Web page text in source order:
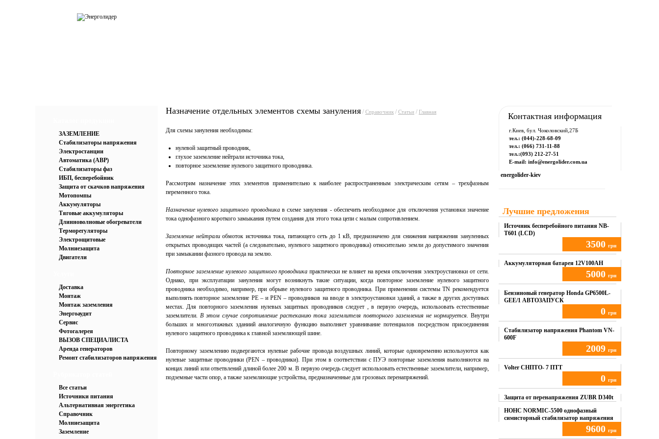
ЗАЗЕМЛЕНИЕ
Стабилизаторы напряжения
Электростанции
Автоматика (АВР)
Стабилизаторы фаз
ИБП, бесперебойник
Защита от скачков напряжения
Мотопомпы
Аккумуляторы
Тяговые аккумуляторы
Длинноволновые обогреватели
Терморегуляторы
Электрощитовые
Молниезащита
Двигатели
Доставка
Монтаж
Монтаж заземления
Энергоаудит
Сервис
Фотогалерея
ВЫЗОВ СПЕЦИАЛИСТА
Аренда генераторов
Ремонт стабилизаторов напряжения
Все статьи
Источники питания
Альтернативная энергетика
Справочник
Молниезащита
Заземление
Назначение отдельных элементов схемы зануления / Справочник / Статьи / Главная
Для схемы зануления необходимы:
нулевой защитный проводник,
глухое заземление нейтрали источника тока,
повторное заземление нулевого защитного проводника.
Рассмотрим назначение этих элементов применительно к наиболее распространенным электрическим сетям – трехфазным
переменного тока.
Назначение нулевого защитного проводникав схеме зануления - обеспечить необходимое для отключения установки значение
тока однофазного короткого замыкания путем создания для этого тока цепи с малым сопротивлением.
Заземление нейтрали обмоток источника тока, питающего сеть до 1 кВ, предназначено для снижения напряжения зануленных
открытых проводящих частей (а следовательно, нулевого защитного проводника) относительно земли до допустимого значения
при замыкании фазного провода на землю.
Повторное заземление нулевого защитного проводника практически не влияет на время отключения электроустановки от сети.
Однако, при эксплуатации зануления могут возникнуть такие ситуации, когда повторное заземление нулевого защитного
проводника необходимо, например, при обрыве нулевого защитного проводника. При применении системы TN рекомендуется
выполнять повторное заземление PE – и PEN – проводников на вводе в электроустановки зданий, а также в других доступных
местах. Для повторного заземления нулевых защитных проводников следует , в первую очередь, использовать естественные
заземлители. В этом случае сопротивление растеканию тока заземлителя повторного заземления не нормируется. Внутри
больших и многоэтажных зданиий аналогичную функцию выполняет уравнивание потенциалов посредством присоединения
нулевого защитного проводника к главной заземляющей шине.
Повторному заземлению подвергаются нулевые рабочие провода воздушных линий, которые одновременно используются как
нулевые защитные проводники (PEN – проводники). При этом в соответствии с ПУЭ повторные заземления выполняются на
концах линий или ответвлений длиной более 200 м. В первую очередь следует использовать естественные заземлители, например,
подземные части опор, а также заземляющие устройства, предназначенные для грозовых перенапряжений.
Контактная информация
г.Киев, бул. Чоколовский,27Б
тел.: (044)-228-68-09
тел.: (066) 731-11-88
тел.:(093) 212-27-51
E-mail: info@energolider.com.ua
energolider-kiev
Лучшие предложения
Источник бесперебойного питания NB-
T601 (LCD)
3500 грн
Купить
Аккумуляторная батарея 12V100AH
5000 грн
Купить
Бензиновый генератор Honda GP6500L-
GEE/1 АВТОЗАПУСК
0 грн
Купить
Стабилизатор напряжения Phantom VN-
600F
2009 грн
Купить
Volter СНПТО- 7 ПТТ
0 грн
Купить
Защита от перенапряжения ZUBR D340t
НОНС NORMIC-5500 однофазный
симисторный стабилизатор напряжения
9600 грн